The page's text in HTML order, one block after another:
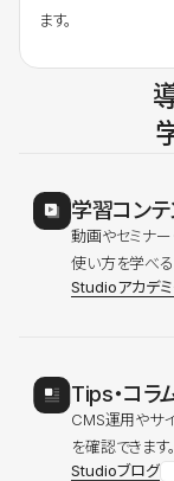
ます。
学習コンテ
動画やセミナー
使い方を学べ
Studioアカデ
Tips・コラ
CMS運用やサ
を確認できます。
Studioブログ